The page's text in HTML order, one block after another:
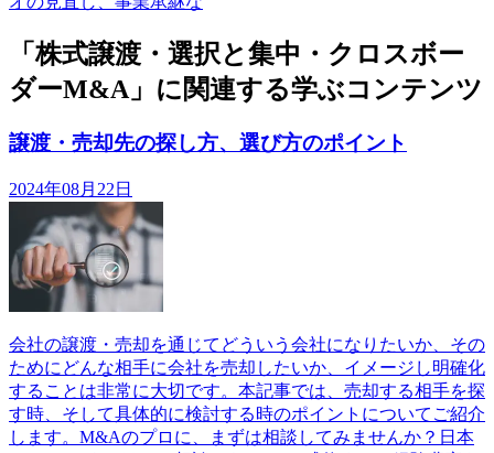
「株式譲渡・選択と集中・クロスボー
ダーM&A」に関連する学ぶコンテンツ
譲渡・売却先の探し方、選び方のポイント
2024年08月22日
会社の譲渡・売却を通じてどういう会社になりたいか、その
ためにどんな相手に会社を売却したいか、イメージし明確化
することは非常に大切です。本記事では、売却する相手を探
す時、そして具体的に検討する時のポイントについてご紹介
します。M&Aのプロに、まずは相談してみませんか？日本